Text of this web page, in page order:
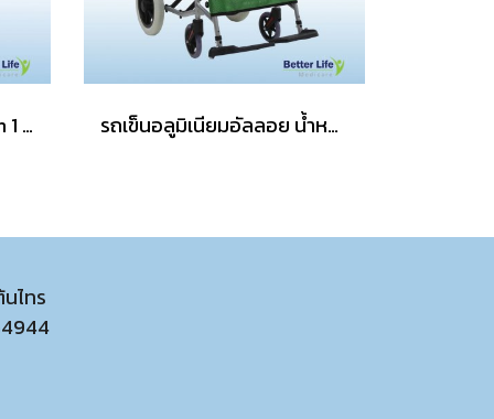
รถเข็นเคลื่อนย้ายผู้ป่วย 2 in 1 อุปกรณ์เคลื่อนย้ายผู้ป่วยติดเตียง รถเข็นสำหรับผู้ป่วยติดเตียง รถเข็นอลูมิเนียมอัลลอย น้ำหนักเบา พับได้
ไทร